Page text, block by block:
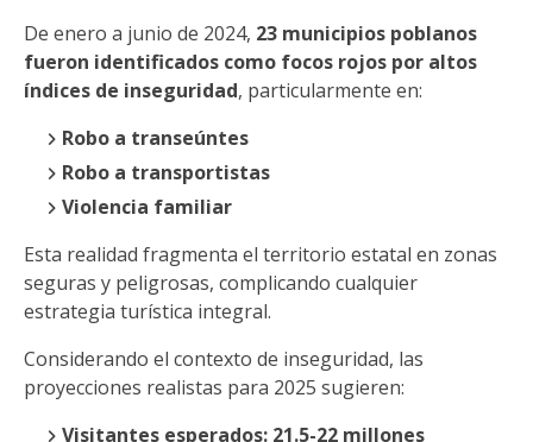
De enero a junio de 2024, 23 municipios poblanos
fueron identificados como focos rojos por altos
índices de inseguridad, particularmente en:
Robo a transeúntes
Robo a transportistas
Violencia familiar
Esta realidad fragmenta el territorio estatal en zonas
seguras y peligrosas, complicando cualquier
estrategia turística integral.
Considerando el contexto de inseguridad, las
proyecciones realistas para 2025 sugieren:
Visitantes esperados: 21.5-22 millones